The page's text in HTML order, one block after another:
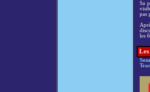
Sa
pas
les 6
Les